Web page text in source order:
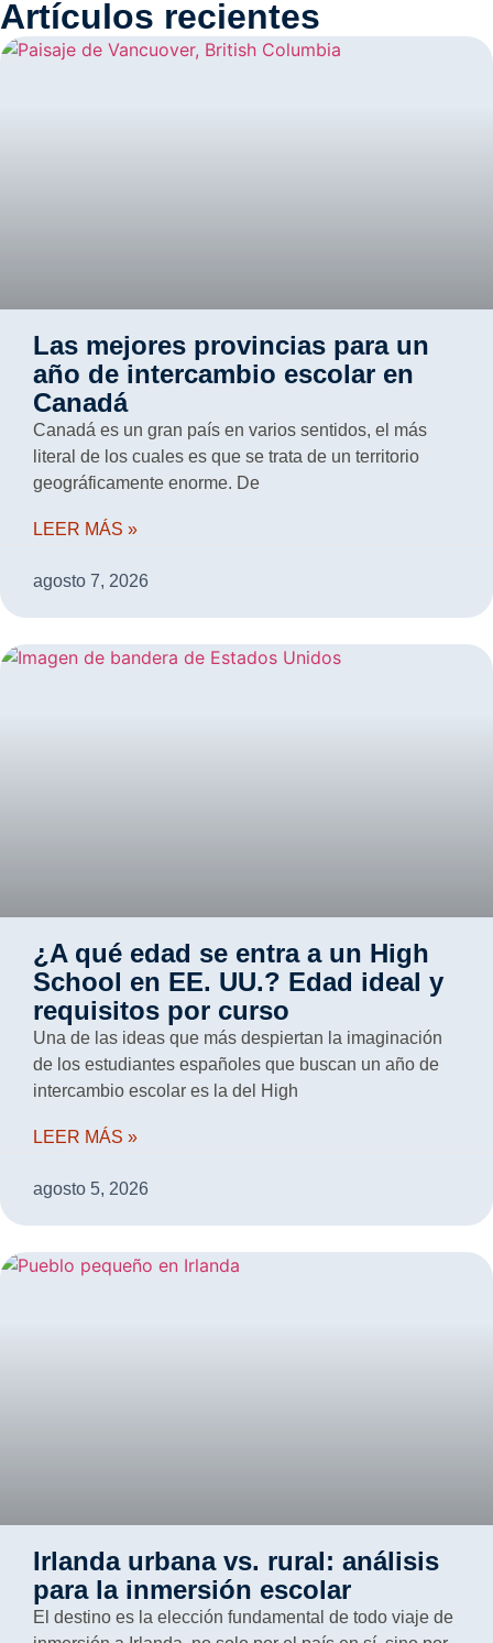
Artículos recientes
Las mejores provincias para un
año de intercambio escolar en
Canadá
Canadá es un gran país en varios sentidos, el más
literal de los cuales es que se trata de un territorio
geográficamente enorme. De
LEER MÁS »
agosto 7, 2026
¿A qué edad se entra a un High
School en EE. UU.? Edad ideal y
requisitos por curso
Una de las ideas que más despiertan la imaginación
de los estudiantes españoles que buscan un año de
intercambio escolar es la del High
LEER MÁS »
agosto 5, 2026
Irlanda urbana vs. rural: análisis
para la inmersión escolar
El destino es la elección fundamental de todo viaje de